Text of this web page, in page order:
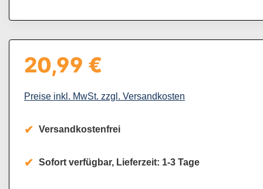
Regulärer Preis:
20,99 €
Preise inkl. MwSt. zzgl. Versandkosten
Versandkostenfrei
Sofort verfügbar, Lieferzeit: 1-3 Tage